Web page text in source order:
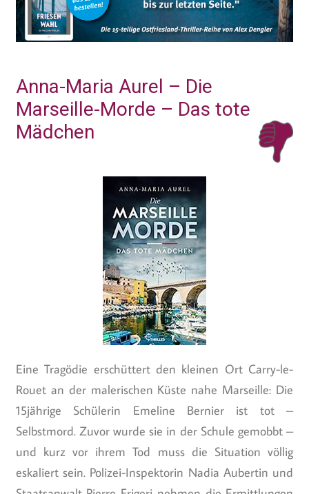
Anna-Maria Aurel – Die
Marseille-Morde – Das tote
Mädchen
Eine Tragödie erschüttert den kleinen Ort Carry-le-
Rouet an der malerischen Küste nahe Marseille: Die
15jährige Schülerin Emeline Bernier ist tot –
Selbstmord. Zuvor wurde sie in der Schule gemobbt –
und kurz vor ihrem Tod muss die Situation völlig
eskaliert sein. Polizei-Inspektorin Nadia Aubertin und